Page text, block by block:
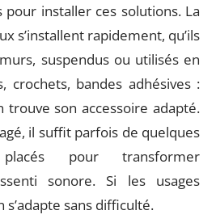
pour installer ces solutions. La
s’installent rapidement, qu’ils
suspendus ou utilisés en
crochets, bandes adhésives :
trouve son accessoire adapté.
il suffit parfois de quelques
pour transformer
sonore. Si les usages
s’adapte sans difficulté.